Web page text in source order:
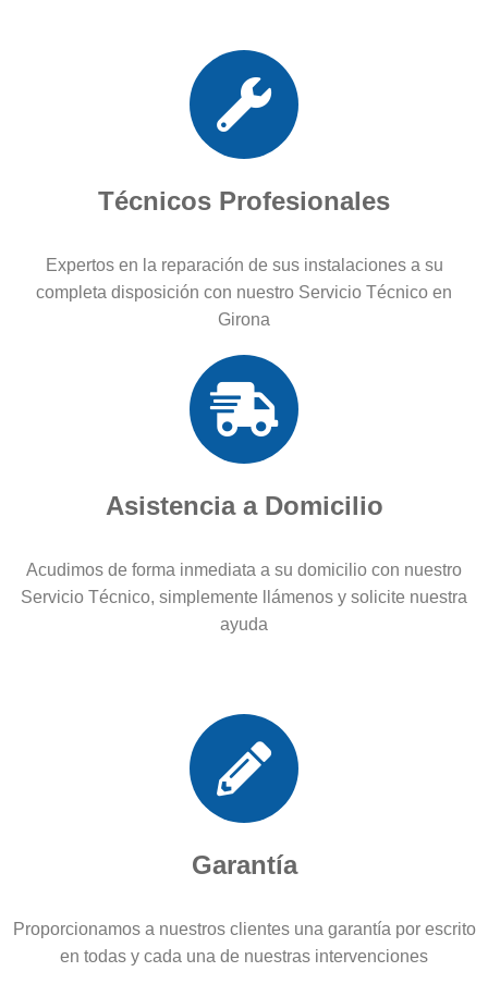
Técnicos Profesionales
Expertos en la reparación de sus instalaciones a su
completa disposición con nuestro Servicio Técnico en
Girona
Asistencia a Domicilio
Acudimos de forma inmediata a su domicilio con nuestro
Servicio Técnico, simplemente llámenos y solicite nuestra
ayuda
Garantía
Proporcionamos a nuestros clientes una garantía por escrito
en todas y cada una de nuestras intervenciones